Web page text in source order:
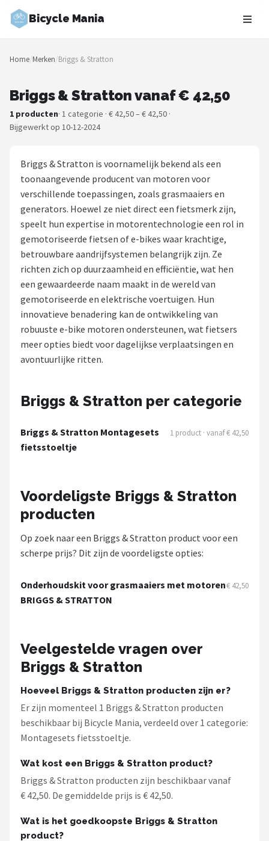
Bicycle Mania
Zoeken
NAVIGATIE
Merken
Kinderfietsen
Stadsfietsen
Elektrische fietsen
Mountainbikes
Shop
POPULAIRE MERKEN
Basil
Volare
AXA
BBB Cycling
Schwalbe
Shimano
Alle merken →
Home/Merken/Briggs & Stratton
Briggs & Stratton vanaf € 42,50
1 producten· 1 categorie · € 42,50 – € 42,50 ·
Bijgewerkt op 10-12-2024
Briggs & Stratton is voornamelijk bekend als een
toonaangevende producent van motoren voor
verschillende toepassingen, zoals grasmaaiers en
generators. Hoewel ze niet direct een fietsmerk zijn,
speelt hun expertise in motorentechnologie een rol in
gemotoriseerde fietsen of e-bikes waar krachtige,
betrouwbare aandrijfsystemen belangrijk zijn. Ze
richten zich op duurzaamheid en efficiëntie, wat hen
een gewaardeerde naam maakt in de wereld van
gemotoriseerde en elektrische voertuigen. Hun
innovatieve benadering kan de ontwikkeling van
robuuste e-bike motoren ondersteunen, wat fietsers
meer opties biedt voor dagelijkse verplaatsingen en
avontuurlijke ritten.
Briggs & Stratton per categorie
Briggs & Stratton Montagesets
fietsstoeltje
1 product · vanaf € 42,50
Voordeligste Briggs & Stratton
producten
Op zoek naar een Briggs & Stratton product voor een
scherpe prijs? Dit zijn de voordeligste opties:
Onderhoudskit voor grasmaaiers met motoren
BRIGGS & STRATTON
€ 42,50
Veelgestelde vragen over
Briggs & Stratton
Hoeveel Briggs & Stratton producten zijn er?
Er zijn momenteel 1 Briggs & Stratton producten
beschikbaar bij Bicycle Mania, verdeeld over 1 categorie:
Montagesets fietsstoeltje.
Wat kost een Briggs & Stratton product?
Briggs & Stratton producten zijn beschikbaar vanaf
€ 42,50. De gemiddelde prijs is € 42,50.
Wat is het goedkoopste Briggs & Stratton
product?